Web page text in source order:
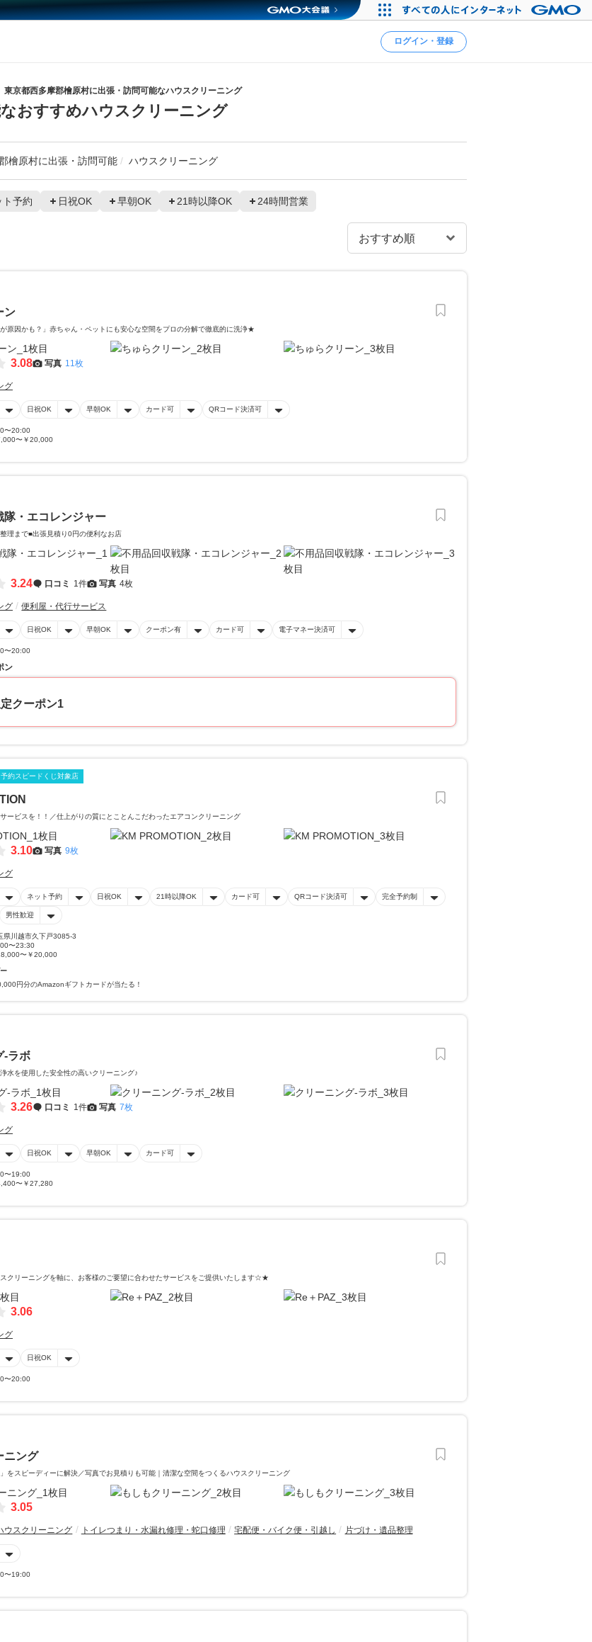
ログイン・登録
東京都西多摩郡檜原村に出張・訪問可能なハウスクリーニング
おすすめハウスクリーニング
檜原村に出張・訪問可能 ハウスクリーニング
ト予約 日祝OK 早朝OK 21時以降OK 24時間営業
ン
が原因かも？」赤ちゃん・ペットにも安心な空間をプロの分解で徹底的に洗浄★
3.08 写真 11枚
グ
日祝OK 早朝OK カード可 QRコード決済可
〜20:00
〜￥20,000
隊・エコレンジャー
理まで■出張見積り0円の便利なお店
3.24 口コミ 1件 写真 4枚
グ 便利屋・代行サービス
日祝OK 早朝OK クーポン有 カード可 電子マネー決済可
〜20:00
ン
クーポン1
約スピードくじ対象店
ービスを！！／仕上がりの質にとことんこだわったエアコンクリーニング
3.10 写真 9枚
グ
ネット予約 日祝OK 21時以降OK カード可 QRコード決済可 完全予約制
男性歓迎
県川越市久下戸3085-3
〜23:30
〜￥20,000
円分のAmazonギフトカードが当たる！
-ラボ
水を使用した安全性の高いクリーニング♪
3.26 口コミ 1件 写真 7枚
グ
日祝OK 早朝OK カード可
〜19:00
〜￥27,280
クリーニングを軸に、お客様のご要望に合わせたサービスをご提供いたします☆★
3.06
グ
日祝OK
〜20:00
ニング
をスピーディーに解決／写真でお見積りも可能｜清潔な空間をつくるハウスクリーニング
3.05
ウスクリーニング トイレつまり・水漏れ修理・蛇口修理 宅配便・バイク便・引越し 片づけ・遺品整理
〜19:00